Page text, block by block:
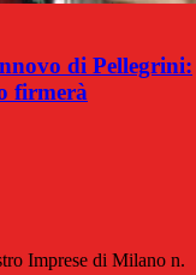
di Pellegrini:
firmerà
Imprese di Milano n.